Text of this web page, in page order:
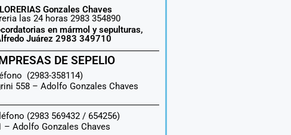
Gonzales Chaves
las 24 horas 2983 354890
en mármol y sepulturas,
Juárez 2983 349710
DE SEPELIO
(2983-358114)
558 – Adolfo Gonzales Chaves
(2983 569432 / 654256)
– Adolfo Gonzales Chaves